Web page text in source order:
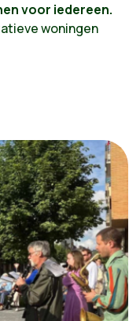
voor iedereen.
woningen